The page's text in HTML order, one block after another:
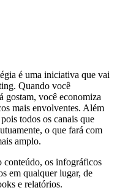
é uma iniciativa que vai
Quando você
gostam, você economiza
mais envolventes. Além
todos os canais que
o que fará com
amplo.
conteúdo, os infográficos
em qualquer lugar, de
e relatórios.